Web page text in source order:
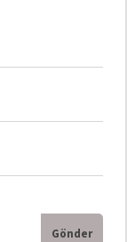
Gönder